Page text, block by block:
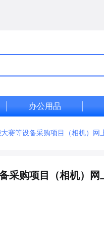
办公用品
赛等设备采购项目（相机）网
采购项目（相机）网